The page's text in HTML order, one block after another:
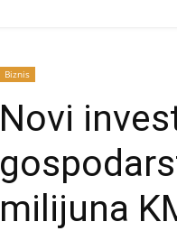
Biznis
Novi
milijuna